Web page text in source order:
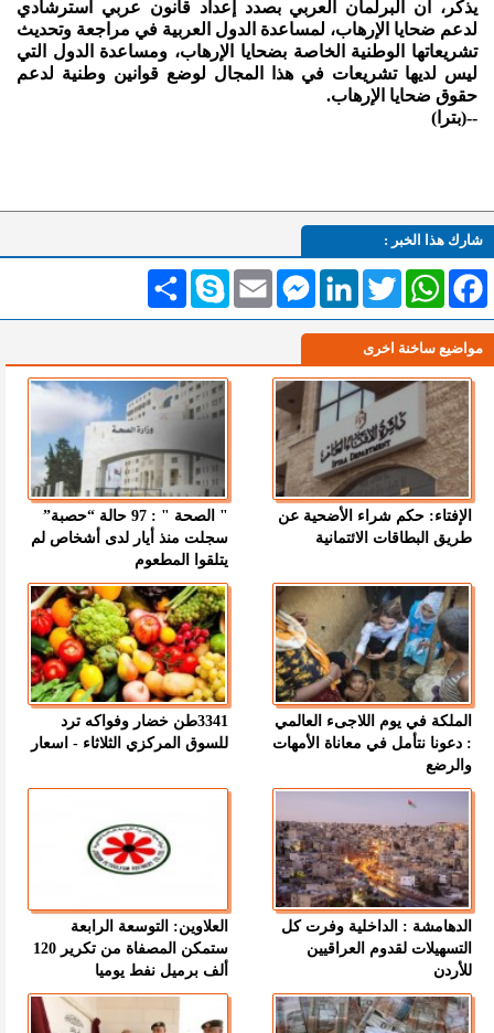
يذكر، أن البرلمان العربي بصدد إعداد قانون عربي استرشادي
لدعم ضحايا الإرهاب، لمساعدة الدول العربية في مراجعة وتحديث
تشريعاتها الوطنية الخاصة بضحايا الإرهاب، ومساعدة الدول التي
ليس لديها تشريعات في هذا المجال لوضع قوانين وطنية لدعم
حقوق ضحايا الإرهاب.
--(بترا)
شارك هذا الخبر :
انشر Skype Email
MessengerLinkedInTwitterWhatsAppFacebook
مواضيع ساخنة اخرى
الإفتاء: حكم شراء الأضحية عن
طريق البطاقات الائتمانية
" الصحة " : 97 حالة “حصبة”
سجلت منذ أيار لدى أشخاص لم
يتلقوا المطعوم
الملكة في يوم اللاجىء العالمي
: دعونا نتأمل في معاناة الأمهات
والرضع
3341طن خضار وفواكه ترد
للسوق المركزي الثلاثاء - اسعار
الدهامشة : الداخلية وفرت كل
التسهيلات لقدوم العراقيين
للأردن
العلاوين: التوسعة الرابعة
ستمكن المصفاة من تكرير 120
ألف برميل نفط يوميا